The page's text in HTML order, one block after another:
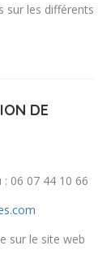
sur les différents
DE
: 06 07 44 10 66
sur le site web